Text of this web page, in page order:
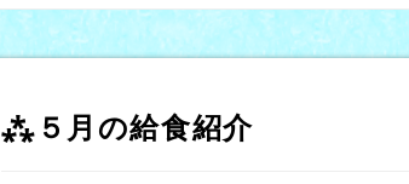
⁂５月の給食紹介